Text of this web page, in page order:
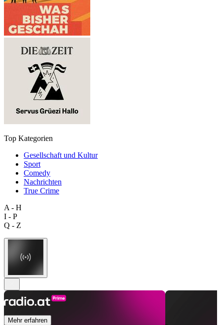
Top Kategorien
Gesellschaft und Kultur
Sport
Comedy
Nachrichten
True Crime
A - H
I - P
Q - Z
Mehr erfahren